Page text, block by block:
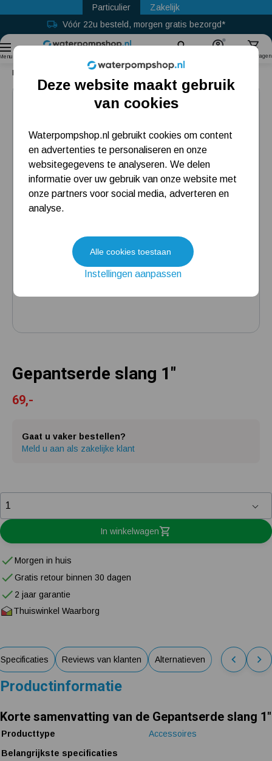
Particulier
Zakelijk
Vóór 22u besteld, morgen gratis bezorgd*
Gratis retour binnen 30 dagen
Winkelwagen
Hydrofoorpomp
Dompelpomp
Pompput
Meest gelezen blogs
Tuin besproeien? Lees hier welke tuinpomp u nodig heeft
Installatie van een beregenings- / hydrofoorpomp
Gepantserde slang 1"
69,-
Gaat u vaker bestellen?
Meld u aan als zakelijke klant
In winkelwagen
Morgen in huis
Gratis retour binnen 30 dagen
2 jaar garantie
Thuiswinkel Waarborg
Specificaties Reviews van klanten Alternatieven
Productinformatie
Korte samenvatting van de Gepantserde slang 1"
Producttype
Accessoires
Belangrijkste specificaties
Deze website maakt gebruik
van cookies
Waterpompshop.nl gebruikt cookies om content
en advertenties te personaliseren en onze
websitegegevens te analyseren. We delen
informatie over uw gebruik van onze website met
onze partners voor social media, adverteren en
analyse.
Alle cookies toestaan
Instellingen aanpassen